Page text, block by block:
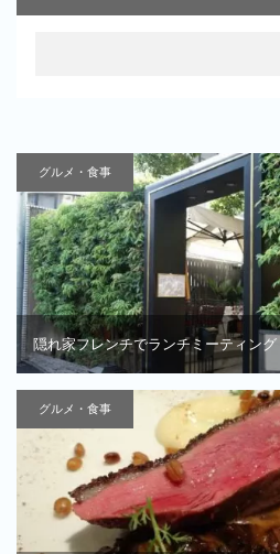
グルメ・食事
隠れ家フレンチでランチミーティング
グルメ・食事